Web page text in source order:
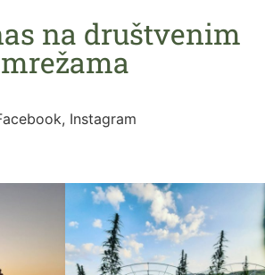
na društvenim
mrežama
Instagram